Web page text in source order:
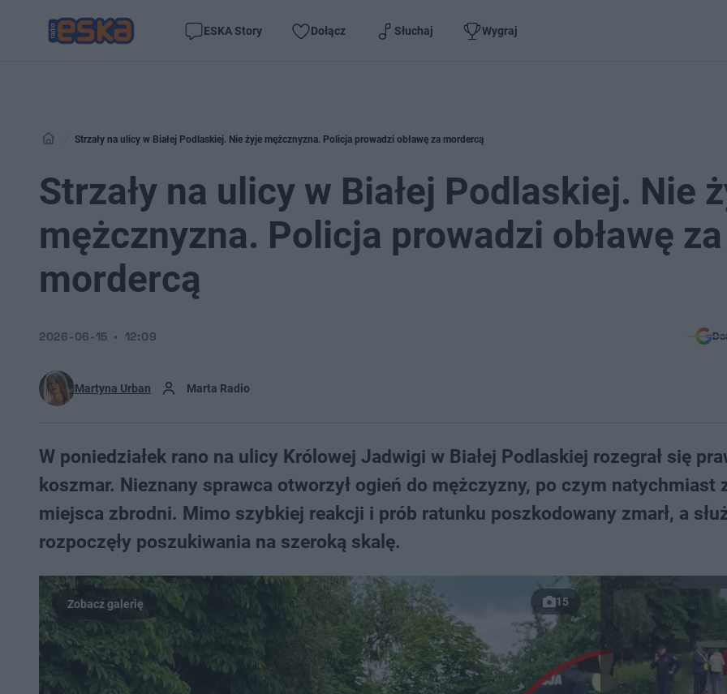
ESKA Story Dołącz Słuchaj Wygraj
Strzały na ulicy w Białej Podlaskiej. Nie żyje mężcznyzna. Policja prowadzi obławę za mordercą
Strzały na ulicy w Białej Podlaskiej. Nie
mężcznyzna. Policja prowadzi obławę za
mordercą
Martyna Urban Marta Radio
2026-06-15 12:09
W poniedziałek rano na ulicy Królowej Jadwigi w Białej Podlaskiej rozegrał się
koszmar. Nieznany sprawca otworzył ogień do mężczyzny, po czym natychmiast
miejsca zbrodni. Mimo szybkiej reakcji i prób ratunku poszkodowany zmarł, a
rozpoczęły poszukiwania na szeroką skalę.
15